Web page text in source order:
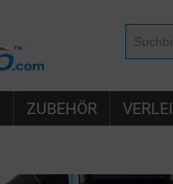
ZUBEHÖR